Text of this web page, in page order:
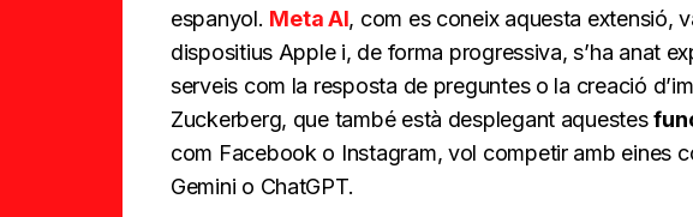
espanyol. Meta AI, com es coneix aquesta extensió,
dispositius Apple i, de forma progressiva, s’ha anat
serveis com la resposta de preguntes o la creació
Zuckerberg, que també està desplegant aquestes
com Facebook o Instagram, vol competir amb eines
Gemini o ChatGPT.